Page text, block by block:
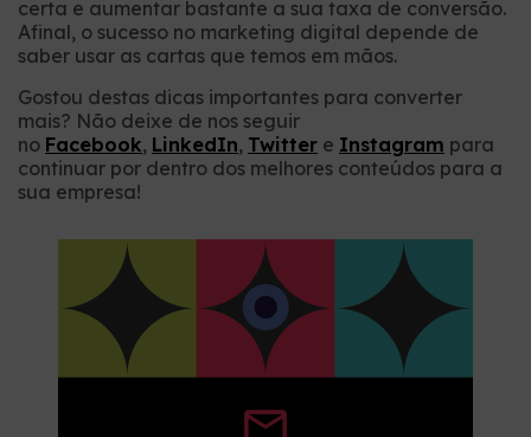
certa e aumentar bastante a sua taxa de conversão.
Afinal, o sucesso no marketing digital depende de
saber usar as cartas que temos em mãos.
Gostou destas dicas importantes para converter
mais? Não deixe de nos seguir
no Facebook, LinkedIn, Twitter e Instagram para
continuar por dentro dos melhores conteúdos para a
sua empresa!